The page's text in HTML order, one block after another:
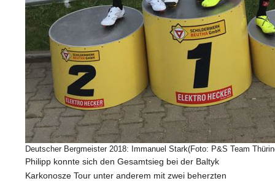
Deutscher Bergmeister 2018: Immanuel Stark(Foto: P&S Team
Philipp konnte sich den Gesamtsieg bei der Baltyk
Karkonosze Tour unter anderem mit zwei beherzten